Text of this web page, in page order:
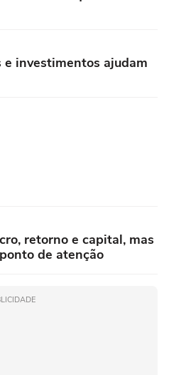
e investimentos ajudam
retorno e capital, mas
de atenção